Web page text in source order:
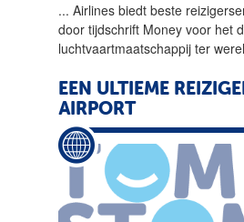
... Airlines biedt beste
door tijdschrift Money voor het
luchtvaartmaatschappij ter
EEN ULTIEME
AIRPORT